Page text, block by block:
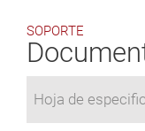
SOPORTE
Hoja de